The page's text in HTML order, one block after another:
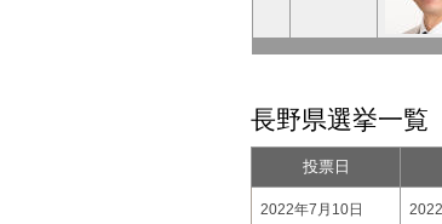
長野県選挙一覧
投票日
2022年7月10日